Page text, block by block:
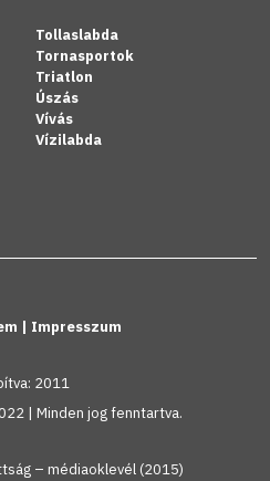
Tollaslabda
Tornasportok
Triatlon
Úszás
Vívás
Vízilabda
| Impresszum
2011
| Minden jog fenntartva.
– médiaoklevél (2015)